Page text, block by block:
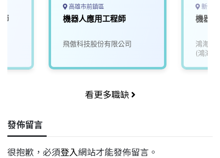
高雄市前鎮區
機器人應用工程師
飛傲科技股份有限公司
新竹
機器
鴻海精
(鴻海)
看更多職缺
發佈留言
很抱歉，必須登入網站才能發佈留言。